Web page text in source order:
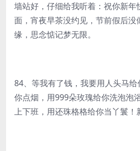
墙站好，仔细给我听着：祝你新年
面，宵夜早茶没约见，节前假后没
缘，思念惦记梦无限。
84、等我有了钱，我要用人头马
你点烟，用999朵玫瑰给你洗泡泡
上下班，用还珠格格给你当丫鬟！